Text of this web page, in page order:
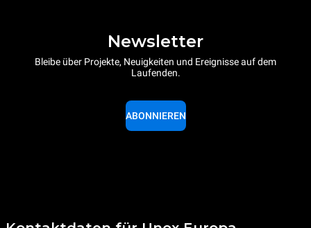
Newsletter
Bleibe über Projekte, Neuigkeiten und Ereignisse auf dem
Laufenden.
ABONNIEREN